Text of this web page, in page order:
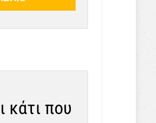
κάτι που